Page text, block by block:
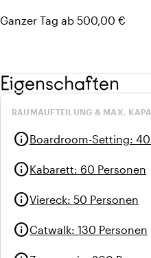
Ganzer Tag ab 500,00 €
Eigenschaften
RAUMAUFTEILUNG & MAX.
infoBoardroom-Setting: 40
infoKabarett: 60 Personen
infoViereck: 50 Personen
infoCatwalk: 130 Personen